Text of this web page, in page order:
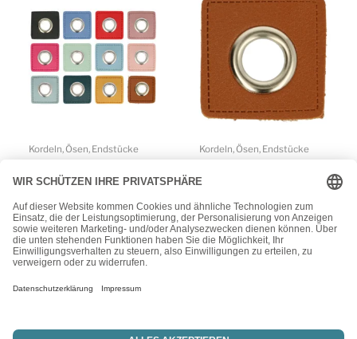
Kordeln, Ösen, Endstücke
(10 Stk.) Ösen Kunstleder
Patches – ca. 27×27 mm
– Ösen silber
Kordeln, Ösen, Endstücke
braun – ca.32×32 mm –
Metallösen silber
8,99€